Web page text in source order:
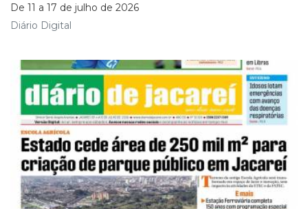
De 11 a 17 de julho de 2026
Diário Digital